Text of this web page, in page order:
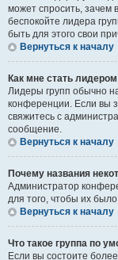
может спросить, зачем
беспокойте лидера
быть для этого свои
Вернуться к началу
Как мне стать
Лидеры групп обычно
конференции. Если вы
свяжитесь с
сообщение.
Вернуться к началу
Почему названия
Администратор
для того, чтобы их
Вернуться к началу
Что такое группа по
Если вы состоите